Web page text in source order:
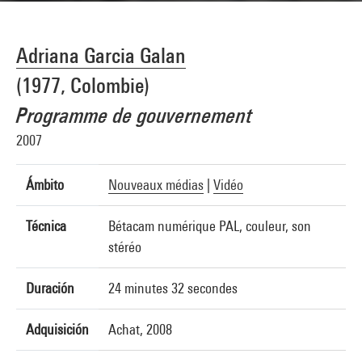
Adriana Garcia Galan
(1977, Colombie)
Programme de gouvernement
2007
Ámbito Nouveaux médias Vidéo
Técnica
Bétacam numérique PAL, couleur, son
stéréo
Duración 24 minutes 32 secondes
Adquisición Achat, 2008